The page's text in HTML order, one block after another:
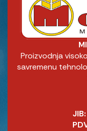
Proizvodnja
savremenu
JIB: